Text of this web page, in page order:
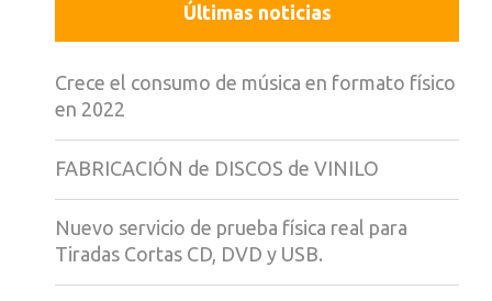
Últimas noticias
Crece el consumo de música en formato físico
en 2022
FABRICACIÓN de DISCOS de VINILO
Nuevo servicio de prueba física real para
Tiradas Cortas CD, DVD y USB.